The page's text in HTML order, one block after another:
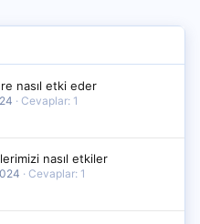
nasıl etki eder
Cevaplar: 1
nasıl etkiler
Cevaplar: 1